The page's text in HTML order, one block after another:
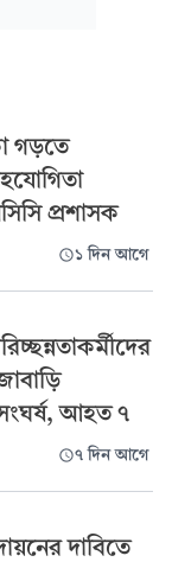
গড়তে
প্রশাসক
১ দিন আগে
আহত ৭
৭ দিন আগে
দাবিতে